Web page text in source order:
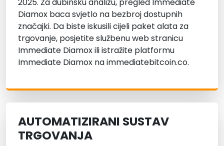
2025. Za dubinsku analizu, pregled Immediate
Diamox baca svjetlo na bezbroj dostupnih
značajki. Da biste iskusili cijeli paket alata za
trgovanje, posjetite službenu web stranicu
Immediate Diamox ili istražite platformu
Immediate Diamox na immediatebitcoin.co.
AUTOMATIZIRANI SUSTAV
TRGOVANJA